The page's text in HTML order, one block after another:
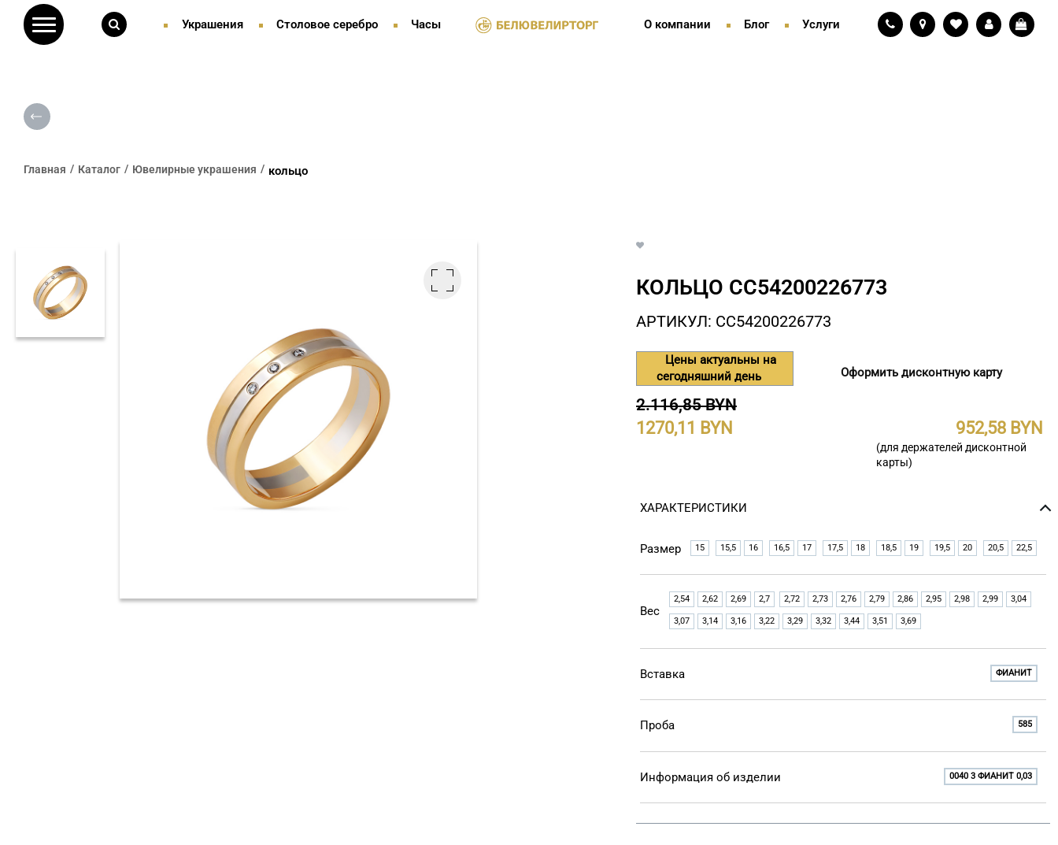
Украшения Столовое серебро Часы О компании Блог Услуги
Главная Каталог Ювелирные украшения кольцо
КОЛЬЦО СC54200226773
АРТИКУЛ: СC54200226773
Цены актуальны на
сегодняшний день
Оформить дисконтную карту
2.116,85 BYN
1270,11 952,58
(для держателей дисконтной
карты)
ХАРАКТЕРИСТИКИ
Размер 15 15,5 16 16,5 17 17,5 18 18,5 19 19,5 20 20,5 22,5
Вес
2,54 2,62 2,69 2,7 2,72 2,73 2,76 2,79 2,86 2,95 2,98 2,99 3,04
3,07 3,14 3,16 3,22 3,29 3,32 3,44 3,51 3,69
Вставка ФИАНИТ
Проба 585
Информация об изделии 0040 3 ФИАНИТ 0,03